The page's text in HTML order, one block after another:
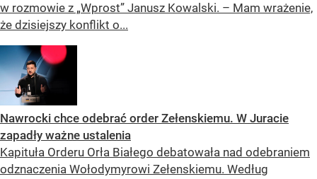
w rozmowie z „Wprost” Janusz Kowalski. – Mam wrażenie,
że dzisiejszy konflikt o...
Nawrocki chce odebrać order Zełenskiemu. W Juracie
zapadły ważne ustalenia
Kapituła Orderu Orła Białego debatowała nad odebraniem
odznaczenia Wołodymyrowi Zełenskiemu. Według